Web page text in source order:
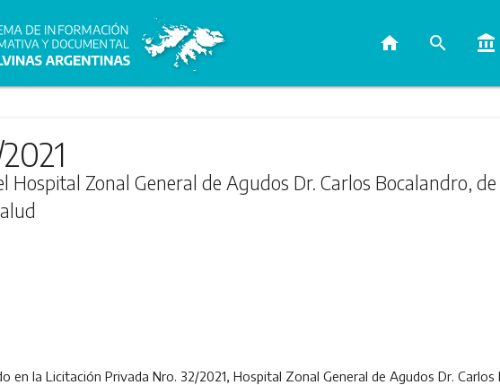
home search account_balance
Hospital Zonal General de Agudos Dr. Carlos Bocalandro,
en la Licitación Privada Nro. 32/2021, Hospital Zonal General de Agudos Dr. Carlos